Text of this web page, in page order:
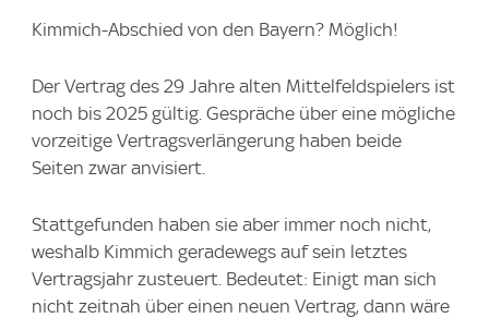
Kimmich-Abschied von den Bayern? Möglich!
Der Vertrag des 29 Jahre alten Mittelfeldspielers ist
noch bis 2025 gültig. Gespräche über eine mögliche
vorzeitige Vertragsverlängerung haben beide
Seiten zwar anvisiert.
Stattgefunden haben sie aber immer noch nicht,
weshalb Kimmich geradewegs auf sein letztes
Vertragsjahr zusteuert. Bedeutet: Einigt man sich
nicht zeitnah über einen neuen Vertrag, dann wäre